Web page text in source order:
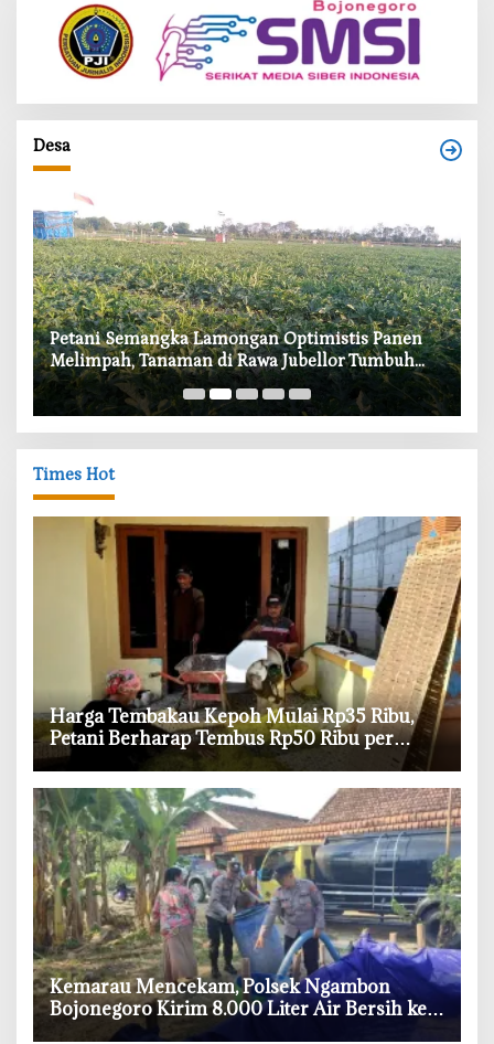
Desa
Petani Semangka Lamongan Optimistis Panen
Melimpah, Tanaman di Rawa Jubellor Tumbuh
Subur
Times Hot
Harga Tembakau Kepoh Mulai Rp35 Ribu,
Petani Berharap Tembus Rp50 Ribu per
Kilogram
‎Kemarau Mencekam, Polsek Ngambon
Bojonegoro Kirim 8.000 Liter Air Bersih ke
Warga Bondol